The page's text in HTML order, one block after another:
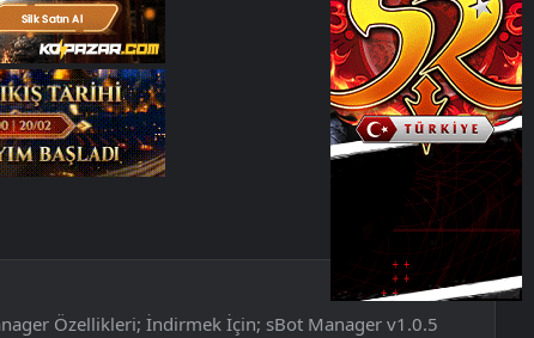
Özellikleri; İndirmek İçin; sBot Manager v1.0.5